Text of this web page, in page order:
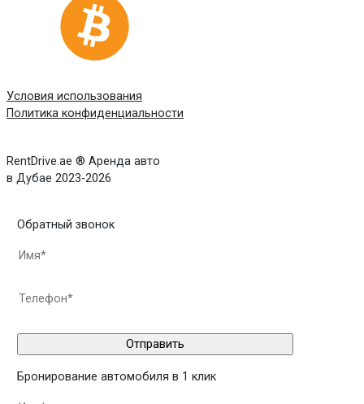
Условия использования
Политика конфиденциальности
RentDrive.ae ® Аренда авто
в Дубае 2023-2026
Обратный звонок
Бронирование автомобиля в 1 клик